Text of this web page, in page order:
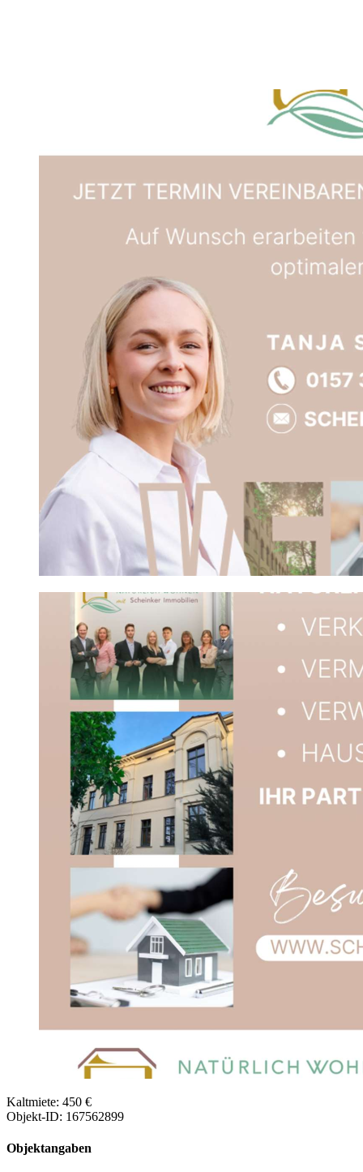
Kaltmiete: 450 €
Objekt-ID: 167562899
Objektangaben